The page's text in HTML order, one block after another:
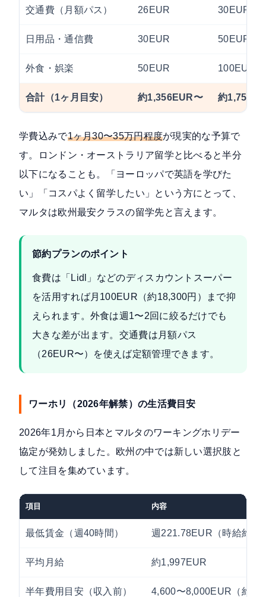
交通費（月額パス） 26EUR 30EUR
日用品・通信費 30EUR 50EUR
外食・娯楽 50EUR 100EUR
合計（1ヶ月目安） 約1,356EUR〜 約
学費込みで1ヶ月30〜35万円程度が現実的な予算で
す。ロンドン・オーストラリア留学と比べると半分
以下になることも。「ヨーロッパで英語を学びた
い」「コスパよく留学したい」という方にとって、
マルタは欧州最安クラスの留学先と言えます。
節約プランのポイント
食費は「Lidl」などのディスカウントスーパー
を活用すれば月100EUR（約18,300円）まで抑
えられます。外食は週1〜2回に絞るだけでも
大きな差が出ます。交通費は月額パス
（26EUR〜）を使えば定額管理できます。
ワーホリ（2026年解禁）の生活費目安
2026年1月から 日本とマルタのワーキングホリデー
協定が発効 しました。欧州の中では新しい選択肢と
して注目を集めています。
項目 内容
最低賃金（週40時間） 週221.78EUR（時給約
平均月給 約1,997EUR
半年費用目安（収入前） 4,600〜8,000EUR（約84